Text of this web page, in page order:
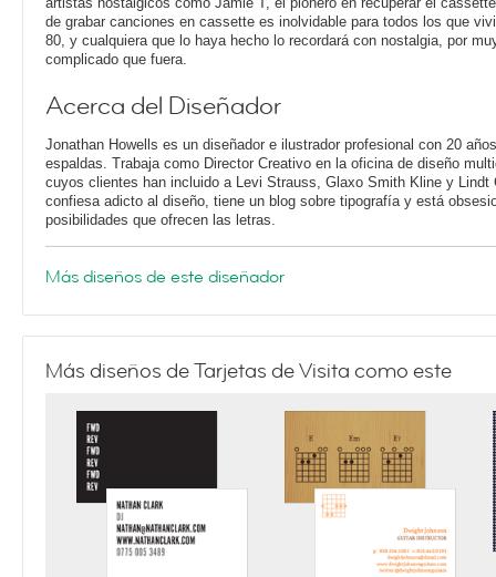
de grabar canciones en cassette es inolvidable para todos los que
80, y cualquiera que lo haya hecho lo recordará con nostalgia, por
complicado que fuera.
Acerca del Diseñador
Jonathan Howells es un diseñador e ilustrador profesional con 20
espaldas. Trabaja como Director Creativo en la oficina de diseño
cuyos clientes han incluido a Levi Strauss, Glaxo Smith Kline y Lindt
confiesa adicto al diseño, tiene un blog sobre tipografía y está
posibilidades que ofrecen las letras.
Más diseños de este diseñador
Más diseños de Tarjetas de Visita como este